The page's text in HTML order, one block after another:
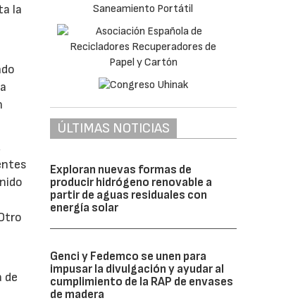
la
de
ÚLTIMAS NOTICIAS
Exploran nuevas formas de
producir hidrógeno renovable a
partir de aguas residuales con
energía solar
Genci y Fedemco se unen para
impusar la divulgación y ayudar al
cumplimiento de la RAP de envases
de madera